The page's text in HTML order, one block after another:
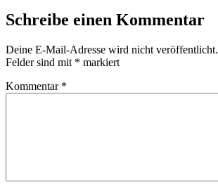
Schreibe einen Kommentar
Deine E-Mail-Adresse wird nicht veröffentlicht.
Felder sind mit * markiert
Kommentar *